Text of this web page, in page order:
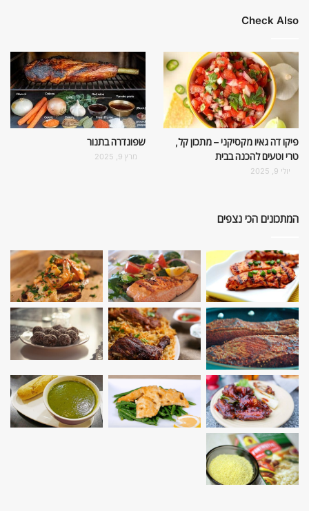
Check Also
פיקו דה גאיו מקסיקני – מתכון קל,
טרי וטעים להכנה בבית
יולי 9, 2025
שפונדרה בתנור
מרץ 9, 2025
המתכונים הכי נצפים